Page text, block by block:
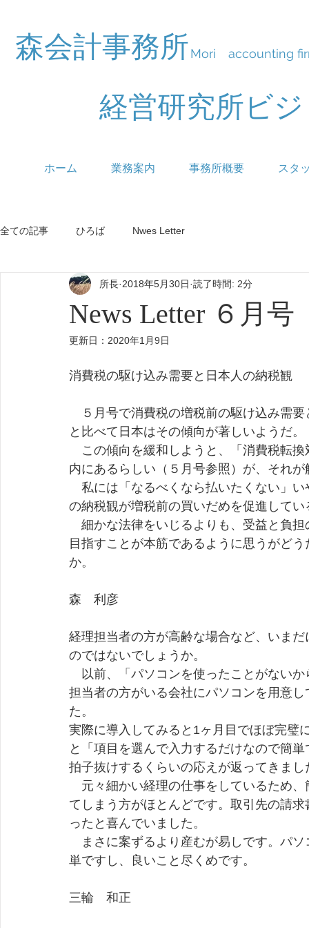
森会計事務所Mori accounting
経営研究所ビ
ホーム 業務案内 事務所概要 スタ
全ての記事 ひろば Nwes Letter
News Letter ６月号
所長 2018年5月30日 読了時間: 2分
更新日： 2020年1月9日
消費税の駆け込み需要と日本人の納税観
５月号で消費税の増税前の駆け込み需
と比べて日本はその傾向が著しいようだ。
この傾向を緩和しようと、「消費税転
内にあるらしい（５月号参照）が、それ
私には「なるべくなら払いたくない」
の納税観が増税前の買いだめを促進して
細かな法律をいじるよりも、受益と負
目指すことが本筋であるように思うがどう
か
森　利彦
経理担当者の方が高齢な場合など、いま
のではないでしょうか。
以前、「パソコンを使ったことがない
担当者の方がいる会社にパソコンを用意
た。
実際に導入してみると1ヶ月目でほぼ完璧
と「項目を選んで入力するだけなので簡
拍子抜けするくらいの応えが返ってきまし
元々細かい経理の仕事をしているため
てしまう方がほとんどです。取引先の請
ったと喜んでいました。
まさに案ずるより産むが易しです。パ
単ですし、良いこと尽くめです。
三輪　和正